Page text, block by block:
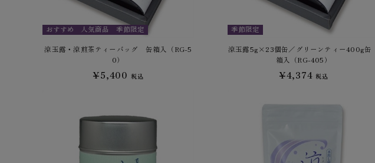
おすすめ 人気商品 季節限定
涼玉露・涼煎茶ティーバッグ 缶箱入（RG-5
0）
¥5,400 税込
季節限定
涼玉露5g×23個缶／グリーンティー400g缶
箱入（RG-405）
¥4,374税込